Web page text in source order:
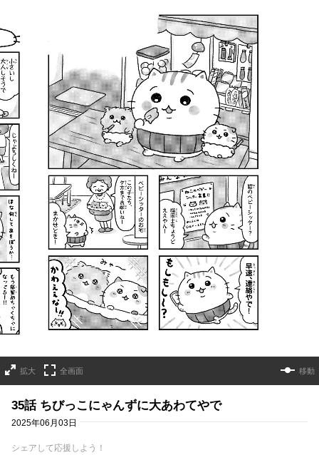
拡大 全画面 移動
35話 ちびっこにゃんずに大あわてやで
2025年06月03日
シェアして応援しよう！